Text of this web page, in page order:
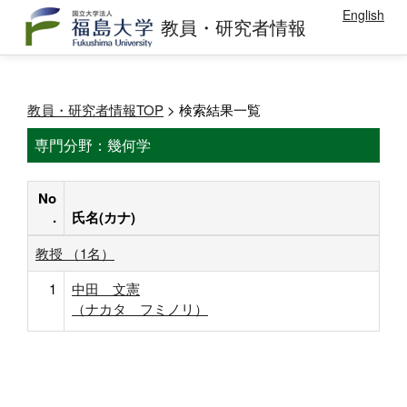
教員・研究者情報 English
教員・研究者情報TOP > 検索結果一覧
専門分野：幾何学
No
.
氏名(カナ)
教授 （1名）
1
中田 文憲
（ナカタ フミノリ）